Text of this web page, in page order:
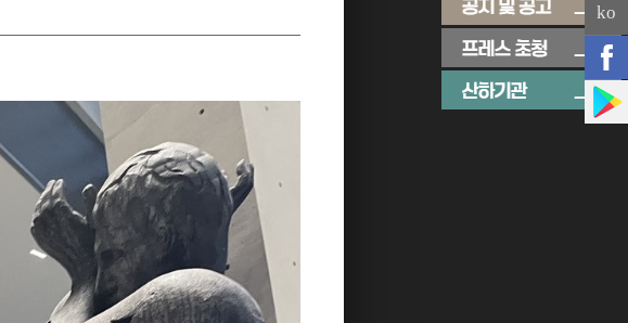
ko